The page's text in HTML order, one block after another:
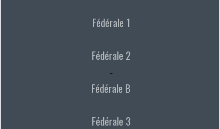
Fédérale 1
Fédérale 2
-
Fédérale B
Fédérale 3